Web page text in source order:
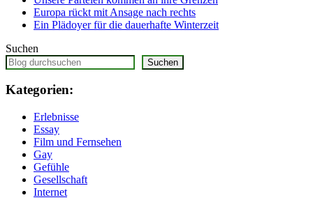
Europa rückt mit Ansage nach rechts
Ein Plädoyer für die dauerhafte Winterzeit
Suchen
Suchen
Kategorien:
Erlebnisse
Essay
Film und Fernsehen
Gay
Gefühle
Gesellschaft
Internet